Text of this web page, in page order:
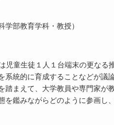
部教育学科・教授）
児童生徒１人１台端末の更なる
系統的に育成することなどが議
踏まえて、大学教員や専門家が
を鑑みながらどのように参画し